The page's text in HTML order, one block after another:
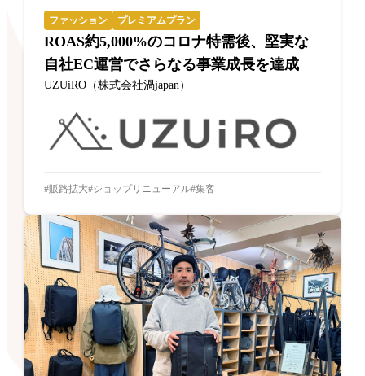
ファッション プレミアムプラン
ROAS約5,000%のコロナ特需後、堅実な
自社EC運営でさらなる事業成長を達成
UZUiRO（株式会社渦japan）
販路拡大 ショップリニューアル 集客